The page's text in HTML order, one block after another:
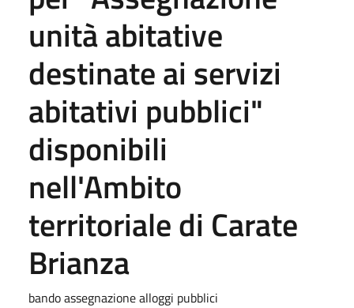
unità abitative
destinate ai servizi
abitativi pubblici"
disponibili
nell'Ambito
territoriale di Carate
Brianza
bando assegnazione alloggi pubblici